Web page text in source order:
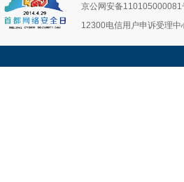
京公网安备110105000081
12300电信用户申诉受理中